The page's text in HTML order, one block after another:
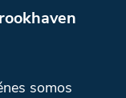
somos